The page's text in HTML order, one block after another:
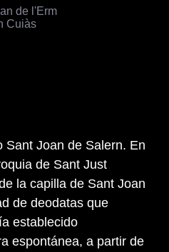
de l'Erm
Cuiàs
Sant Joan de Salern. En
de Sant Just
la capilla de Sant Joan
de deodatas que
establecido
espontánea, a partir de